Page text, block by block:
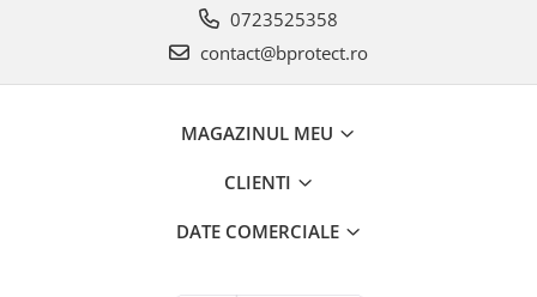
Scule electrice de banc
Suflante aer cald si aspiratoare
0723525358
contact@bprotect.ro
MAGAZINUL MEU
CLIENTI
DATE COMERCIALE